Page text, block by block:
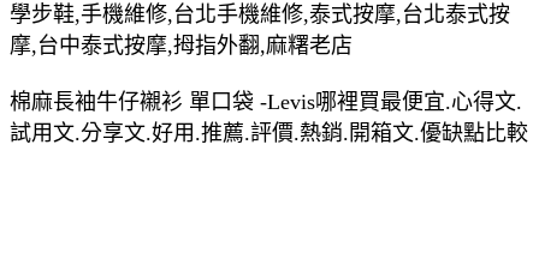
學步鞋,手機維修,台北手機維修,泰式按摩,台北泰式按
摩,台中泰式按摩,拇指外翻,麻糬老店
棉麻長袖牛仔襯衫 單口袋 -Levis哪裡買最便宜.心得文.
試用文.分享文.好用.推薦.評價.熱銷.開箱文.優缺點比較